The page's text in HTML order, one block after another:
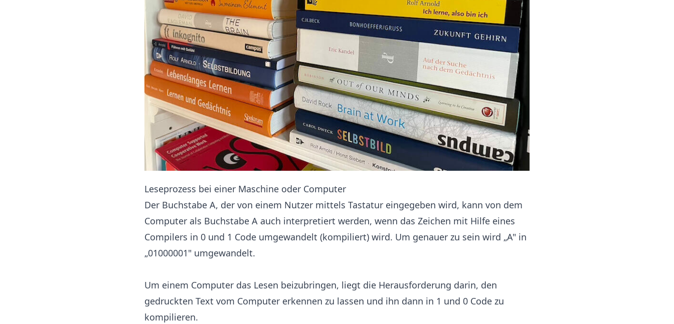
Leseprozess bei einer Maschine oder Computer
Der Buchstabe A, der von einem Nutzer mittels Tastatur eingegeben wird, kann von dem
Computer als Buchstabe A auch interpretiert werden, wenn das Zeichen mit Hilfe eines
Compilers in 0 und 1 Code umgewandelt (kompiliert) wird. Um genauer zu sein wird „A" in
„01000001" umgewandelt.
Um einem Computer das Lesen beizubringen, liegt die Herausforderung darin, den
gedruckten Text vom Computer erkennen zu lassen und ihn dann in 1 und 0 Code zu
kompilieren.